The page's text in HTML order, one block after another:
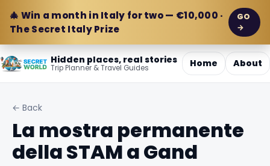
🎄 Win a month in Italy for two — €10,000 ·
The Secret Italy Prize
GO
→
Hidden places, real stories
Trip Planner & Travel Guides Home About
← Back
La mostra permanente
della STAM a Gand